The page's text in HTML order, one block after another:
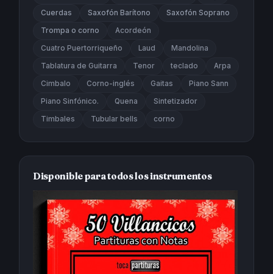
Cuerdas Saxofón Barítono Saxofón Soprano
Trompa o corno Acordeón
Cuatro Puertorriqueño Laud Mandolina
Tablatura de Guitarra Tenor teclado Arpa
Cimbalo Corno-inglés Gaitas Piano Sann
Piano Sinfónico. Quena Sintetizador
Timbales Tubular bells corno
Disponible para todos los instrumentos